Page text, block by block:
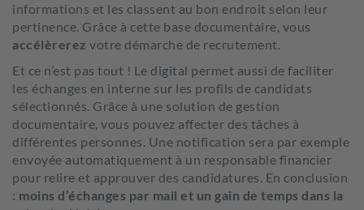
informations et les classent au bon endroit selon leur
pertinence. Grâce à cette base documentaire, vous
accélèrerez votre démarche de recrutement.
Et ce n’est pas tout ! Le digital permet aussi de faciliter
les échanges en interne sur les profils de candidats
sélectionnés. Grâce à une solution de gestion
documentaire, vous pouvez affecter des tâches à
différentes personnes. Une notification sera par exemple
envoyée automatiquement à un responsable financier
pour relire et approuver des candidatures. En conclusion
: moins d’échanges par mail et un gain de temps dans la